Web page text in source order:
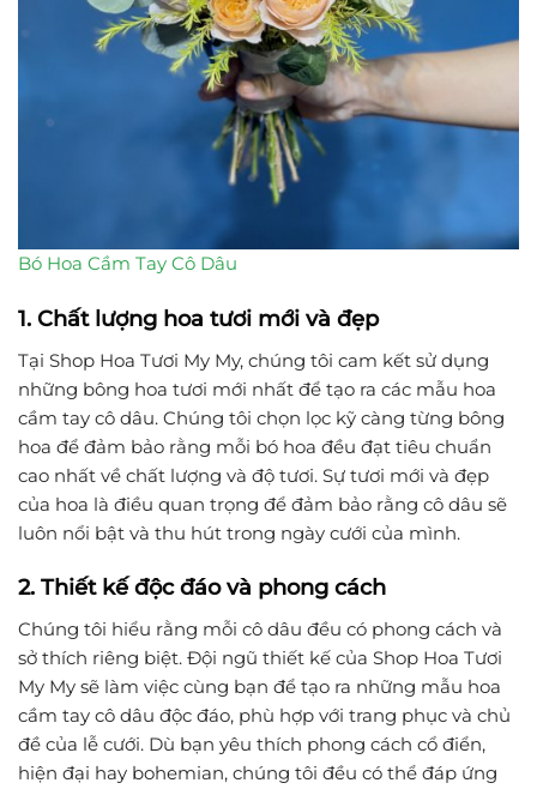
Bó Hoa Cầm Tay Cô Dâu
1. Chất lượng hoa tươi mới và đẹp
Tại Shop Hoa Tươi My My, chúng tôi cam kết sử dụng
những bông hoa tươi mới nhất để tạo ra các mẫu hoa
cầm tay cô dâu. Chúng tôi chọn lọc kỹ càng từng bông
hoa để đảm bảo rằng mỗi bó hoa đều đạt tiêu chuẩn
cao nhất về chất lượng và độ tươi. Sự tươi mới và đẹp
của hoa là điều quan trọng để đảm bảo rằng cô dâu sẽ
luôn nổi bật và thu hút trong ngày cưới của mình.
2. Thiết kế độc đáo và phong cách
Chúng tôi hiểu rằng mỗi cô dâu đều có phong cách và
sở thích riêng biệt. Đội ngũ thiết kế của Shop Hoa Tươi
My My sẽ làm việc cùng bạn để tạo ra những mẫu hoa
cầm tay cô dâu độc đáo, phù hợp với trang phục và chủ
đề của lễ cưới. Dù bạn yêu thích phong cách cổ điển,
hiện đại hay bohemian, chúng tôi đều có thể đáp ứng